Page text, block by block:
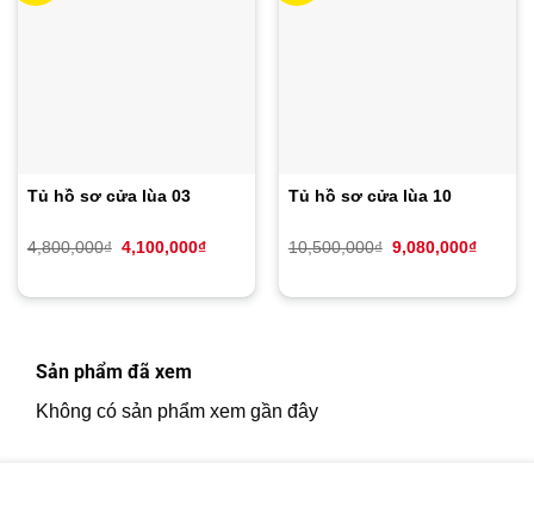
Tủ hồ sơ cửa lùa 03
4,800,000₫ Giá
4,800,000₫.
4,100,000₫Giá
là:
Tủ hồ sơ cửa lùa 10
10,500,000₫ Giá
10,500,000₫.
9,080,000₫Giá
là:
Sản phẩm đã xem
Không có sản phẩm xem gần đây